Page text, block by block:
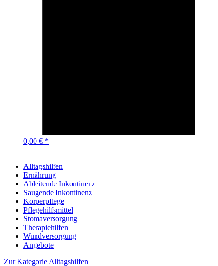
0,00 € *
Alltagshilfen
Ernährung
Ableitende Inkontinenz
Saugende Inkontinenz
Körperpflege
Pflegehilfsmittel
Stomaversorgung
Therapiehilfen
Wundversorgung
Angebote
Zur Kategorie Alltagshilfen